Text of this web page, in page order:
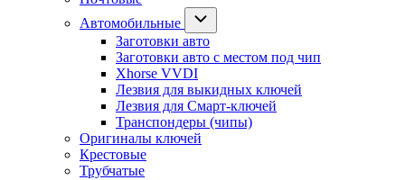
Автомобильные
Заготовки авто
Заготовки авто с местом под чип
Xhorse VVDI
Лезвия для выкидных ключей
Лезвия для Смарт-ключей
Транспондеры (чипы)
Оригиналы ключей
Крестовые
Трубчатые